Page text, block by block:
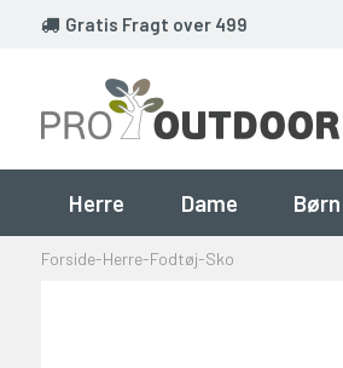
Gratis Fragt over 499
Herre Dame Børn
Forside-Herre-Fodtøj-Sko